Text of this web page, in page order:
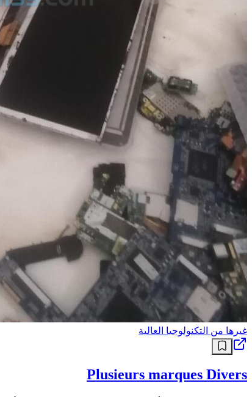
غيرها من التكنولوجيا العالية
Plusieurs marques Divers